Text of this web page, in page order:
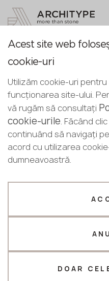
English
Romanian
+40 75 247
8555
Puricelli
Lăsați detaliile
+40 75
Profilul dvs. de
Producător
Telefon *
Vă
managerii
Acest site web
cookie-uri
Utilizăm cookie-uri
funcționarea site-ului.
vă rugăm să consultați
cookie-urile. Făcând
continuând să navigați
acord cu utilizarea
dumneavoastră.
DOAR